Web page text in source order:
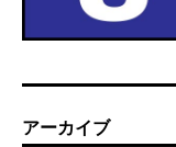
アーカイブ